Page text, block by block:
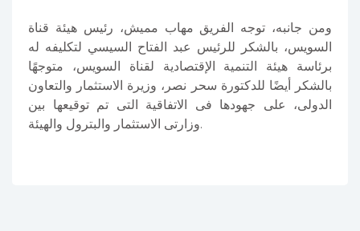
ومن جانبه، توجه الفريق مهاب مميش، رئيس هيئة قناة
السويس، بالشكر للرئيس عبد الفتاح السيسي لتكليفه له
برئاسة هيئة التنمية الإقتصادية لقناة السويس، متوجهًا
بالشكر أيضًا للدكتورة سحر نصر، وزيرة الاستثمار والتعاون
الدولى، على جهودها فى الاتفاقية التى تم توقيعها بين
وزارتى الاستثمار والبترول والهيئة.